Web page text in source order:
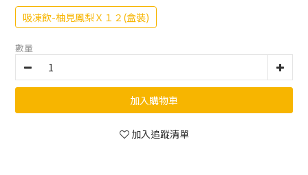
吸凍飲-柚見鳳梨Ｘ１２(盒裝)
數量
加入購物車
加入追蹤清單